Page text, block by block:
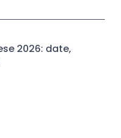
2026: date,